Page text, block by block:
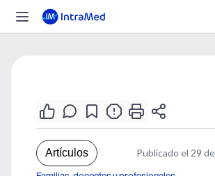
Artículos Publicado el 29